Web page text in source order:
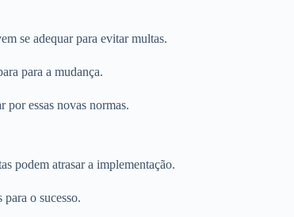
se adequar para evitar multas.
para a mudança.
por essas novas normas.
podem atrasar a implementação.
o sucesso.